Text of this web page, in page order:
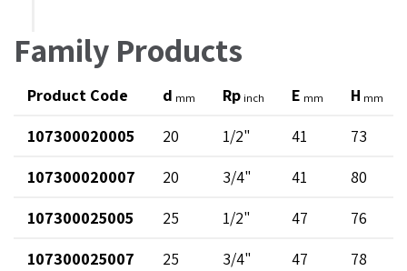
Family Products
Product Code d mm Rp inch E mm H mm
107300020005 20 1/2" 41
73
107300020007
20 3/4" 41
80
107300025005
25 1/2" 47
76
107300025007
25 3/4" 47
78